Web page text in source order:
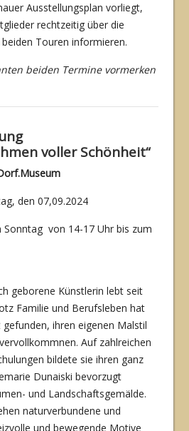
Ausstellungsplan vorliegt,
recht­zeitig über die
Touren informieren.
beiden Termine vormerken
voller Schönheit“
den 07,09.2024
Sonntag von 14-17 Uhr bis zum
geborene Künstlerin lebt seit
Familie und Berufsleben hat
ihren eigenen Malstil
Auf zahlreichen
bildete sie ihren ganz
Dunaiski bevorzugt
und Land­schaftsgemälde.
naturverbundene und
und bewegende Motive